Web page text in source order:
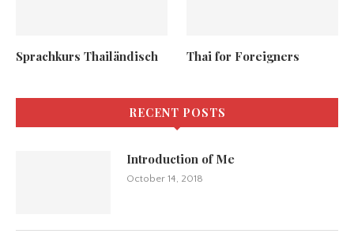
Sprachkurs Thailändisch Thai for Foreigners
RECENT POSTS
Introduction of Me
October 14, 2018